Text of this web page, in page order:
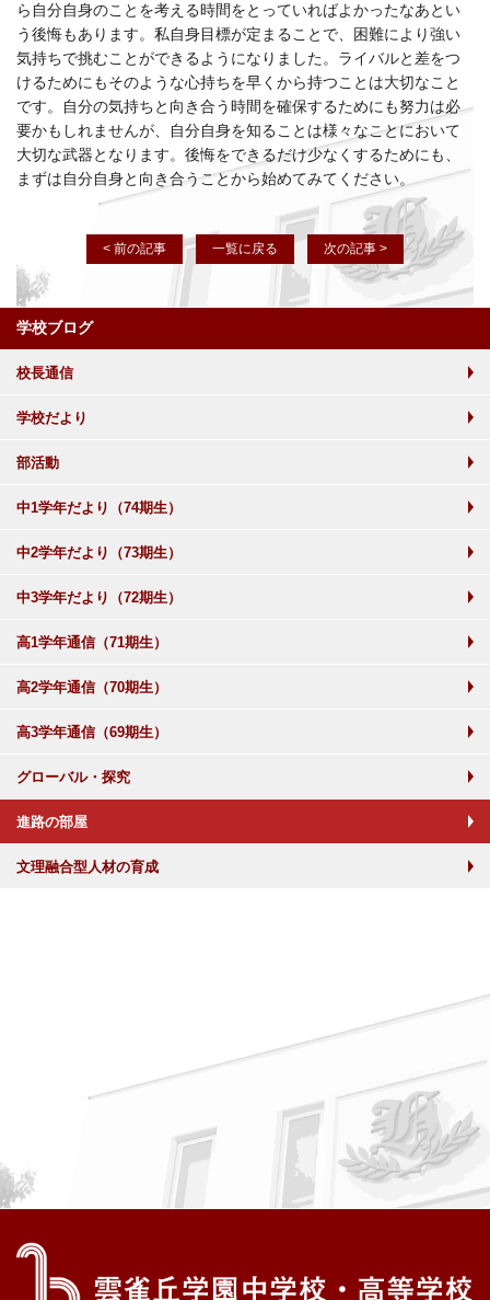
ら自分自身のことを考える時間をとっていればよかったなあとい
う後悔もあります。私自身目標が定まることで、困難により強い
気持ちで挑むことができるようになりました。ライバルと差をつ
けるためにもそのような心持ちを早くから持つことは大切なこと
です。自分の気持ちと向き合う時間を確保するためにも努力は必
要かもしれませんが、自分自身を知ることは様々なことにおいて
大切な武器となります。後悔をできるだけ少なくするためにも、
まずは自分自身と向き合うことから始めてみてください。
< 前の記事 一覧に戻る 次の記事 >
学校ブログ
校長通信
学校だより
部活動
中1学年だより（74期生）
中2学年だより（73期生）
中3学年だより（72期生）
高1学年通信（71期生）
高2学年通信（70期生）
高3学年通信（69期生）
グローバル・探究
進路の部屋
文理融合型人材の育成